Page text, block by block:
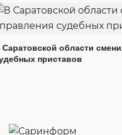
Саратовской области
приставов